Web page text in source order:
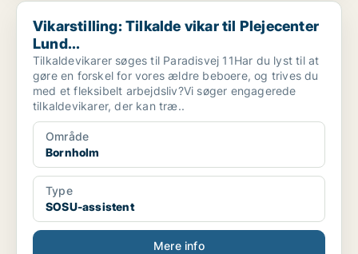
Vikarstilling: Tilkalde vikar til Plejecenter Lund...
Vikarstilling: Tilkalde vikar til Plejecenter
Lund...
Tilkaldevikarer søges til Paradisvej 11Har du lyst til at
gøre en forskel for vores ældre beboere, og trives du
med et fleksibelt arbejdsliv?Vi søger engagerede
tilkaldevikarer, der kan træ..
Område
Bornholm
Type
SOSU-assistent
Mere info